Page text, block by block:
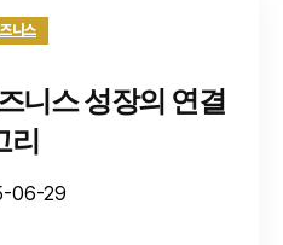
니스
니스 성장의 연결
리
06-29